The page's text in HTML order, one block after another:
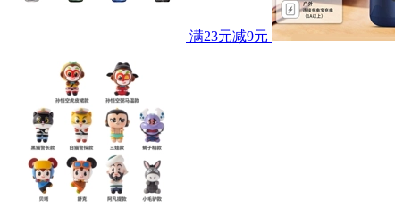
满23元减9元